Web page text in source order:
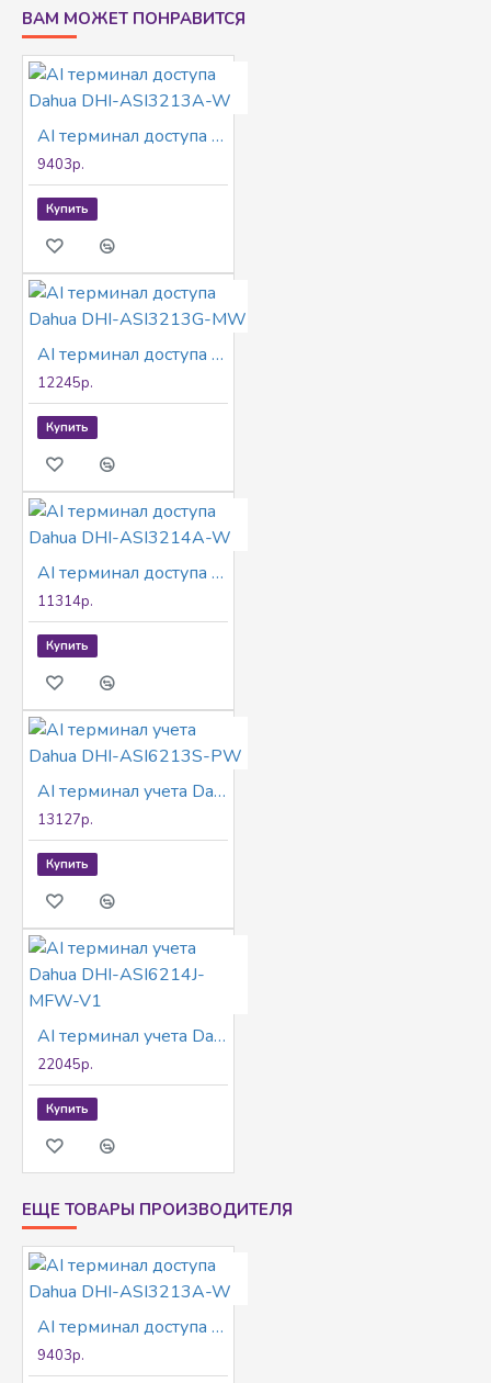
Расстояние от камеры до лица: 0,3-1,5 м
Точность распознавания лица 99,9%; скорость
проверки лица 0,2 с
ВАМ МОЖЕТ ПОНРАВИТСЯ
AI терминал доступа Dahua DHI-ASI3213A-W
9403р.
Купить
AI терминал доступа Dahua DHI-ASI3213G-MW
12245р.
Купить
AI терминал доступа Dahua DHI-ASI3214A-W
11314р.
Купить
AI терминал учета Dahua DHI-ASI6213S-PW
13127р.
Купить
AI терминал учета Dahua DHI-ASI6214J-MFW-V1
22045р.
Купить
ЕЩЕ ТОВАРЫ ПРОИЗВОДИТЕЛЯ
AI терминал доступа Dahua DHI-ASI3213A-W
9403р.